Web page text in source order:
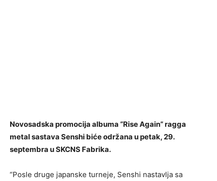
Novosadska promocija albuma “Rise Again” ragga
metal sastava Senshi biće održana u petak, 29.
septembra u SKCNS Fabrika.
“Posle druge japanske turneje, Senshi nastavlja sa